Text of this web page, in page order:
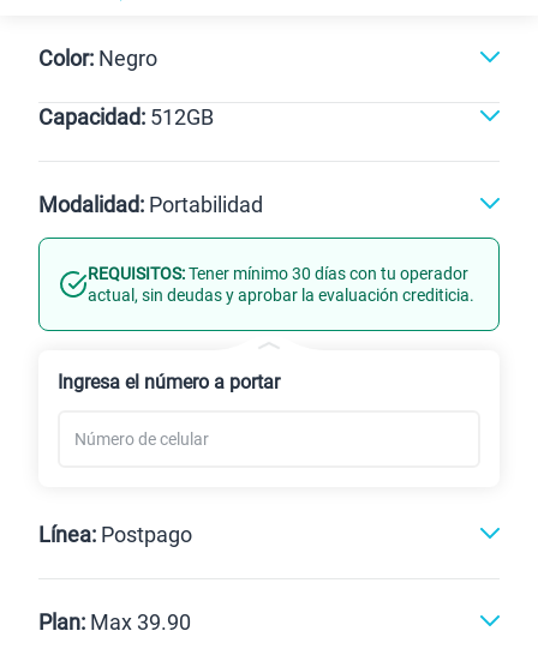
Color: Negro
Dorado
Capacidad: 512GB
512GB
Modalidad: Portabilidad
Línea Nueva Portabilidad
REQUISITOS:Tener mínimo 30 días con tu operador
actual, sin deudas y aprobar la evaluación crediticia.
Ingresa el número a portar
Línea: Postpago
Postpago
Plan: Max 39.90